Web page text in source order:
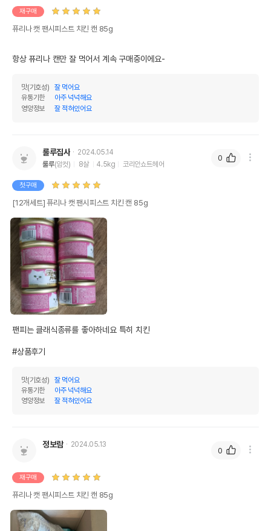
상품 필수 정보
품명 및 모델명
법에 의한 인증,허가 등을
받았음을 확인할수 있는
경우 그에 대한 사항
제조국 또는 원산지
제조자,수입품의 경우
수입자를 함께 표기
AS책임자와 전화번호
전화번호
재구매
퓨리나 캣 팬시피스트 치킨 캔 85g
항상 퓨리나 캔만 잘 먹어서 계속 구매중이에요-
맛(기호성)
잘 먹어요
유통기한
아주 넉넉해요
영양정보
잘 적혀있어요
룰루집사
2024.05.14
룰루(암컷) 8살 4.5kg 코리안쇼트헤어
첫구매
[12개세트] 퓨리나 캣 팬시피스트 치킨 캔 85g
팬피는 클래식종류를 좋아하네요 특히 치킨
#상품후기
맛(기호성)
잘 먹어요
유통기한
아주 넉넉해요
영양정보
잘 적혀있어요
0
정보람 2024.05.13
재구매
퓨리나 캣 팬시피스트 치킨 캔 85g
0